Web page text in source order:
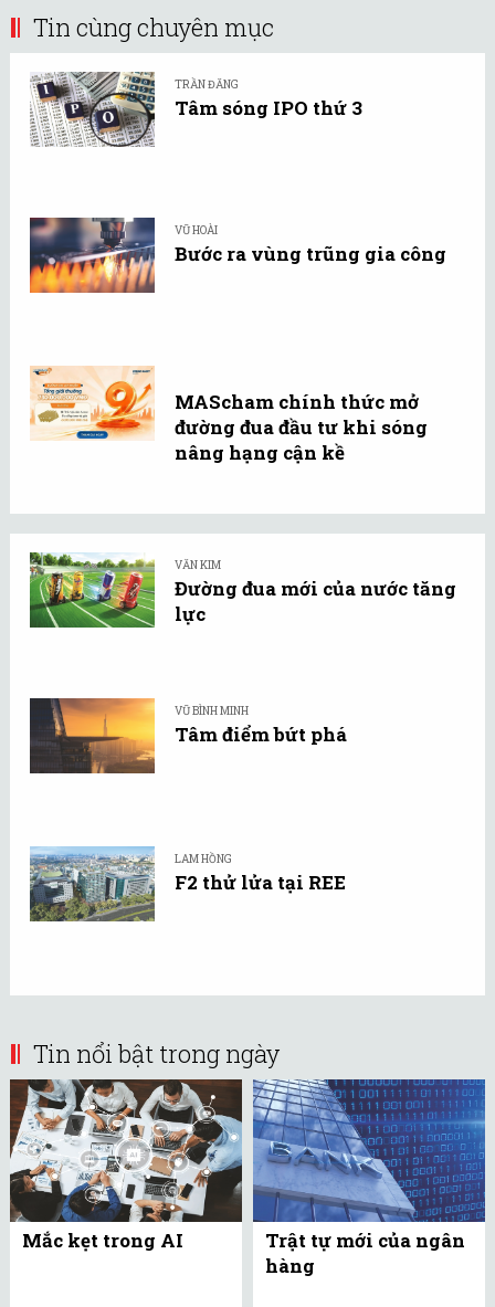
Tin cùng chuyên mục
TRẦN ĐĂNG
Tâm sóng IPO thứ 3
VŨ HOÀI
Bước ra vùng trũng gia công
MAScham chính thức mở
đường đua đầu tư khi sóng
nâng hạng cận kề
VĂN KIM
Đường đua mới của nước tăng
lực
VŨ BÌNH MINH
Tâm điểm bứt phá
LAM HỒNG
F2 thử lửa tại REE
Tin nổi bật trong ngày
Mắc kẹt trong AI
Trật tự mới của ngân
hàng